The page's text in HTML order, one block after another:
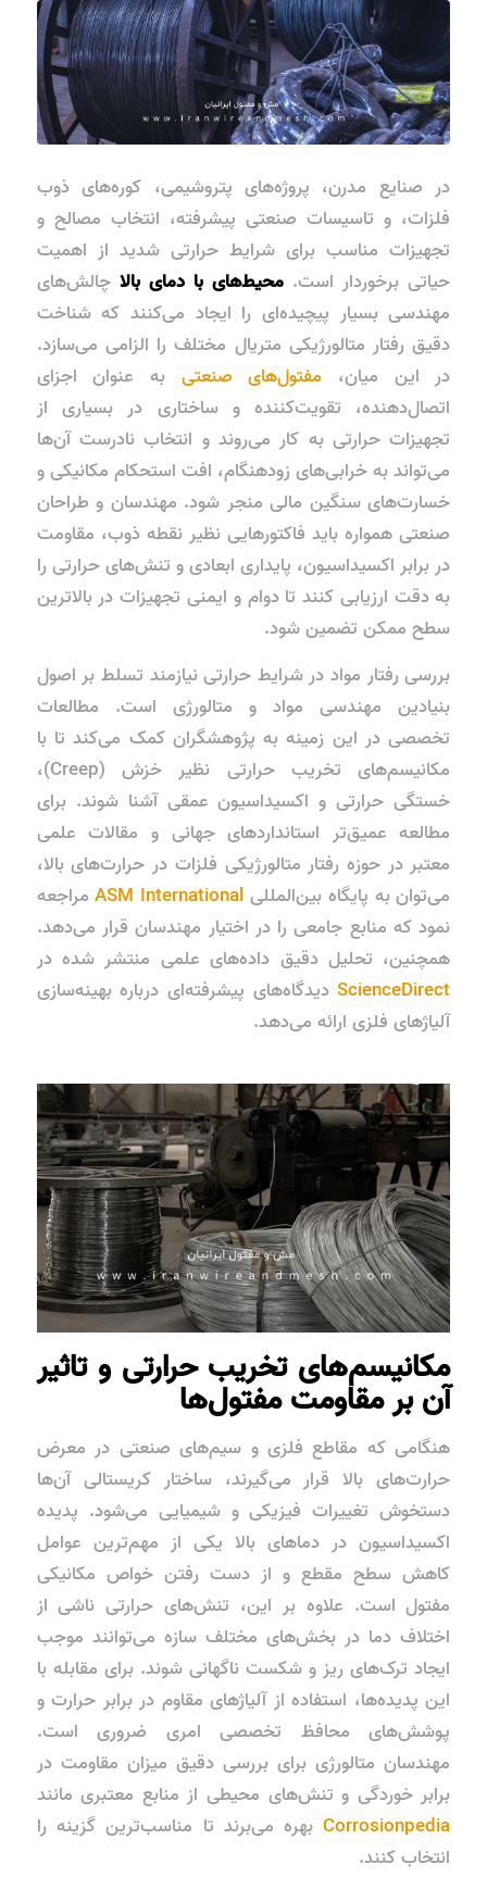
در صنایع مدرن، پروژه‌های پتروشیمی، کوره‌های ذوب
فلزات، و تاسیسات صنعتی پیشرفته، انتخاب مصالح و
تجهیزات مناسب برای شرایط حرارتی شدید از اهمیت
حیاتی برخوردار است. محیط‌های با دمای بالا چالش‌های
مهندسی بسیار پیچیده‌ای را ایجاد می‌کنند که شناخت
دقیق رفتار متالورژیکی متریال مختلف را الزامی می‌سازد.
در این میان، مفتول‌های صنعتی به عنوان اجزای
اتصال‌دهنده، تقویت‌کننده و ساختاری در بسیاری از
تجهیزات حرارتی به کار می‌روند و انتخاب نادرست آن‌ها
می‌تواند به خرابی‌های زودهنگام، افت استحکام مکانیکی و
خسارت‌های سنگین مالی منجر شود. مهندسان و طراحان
صنعتی همواره باید فاکتورهایی نظیر نقطه ذوب، مقاومت
در برابر اکسیداسیون، پایداری ابعادی و تنش‌های حرارتی را
به دقت ارزیابی کنند تا دوام و ایمنی تجهیزات در بالاترین
سطح ممکن تضمین شود.
بررسی رفتار مواد در شرایط حرارتی نیازمند تسلط بر اصول
بنیادین مهندسی مواد و متالورژی است. مطالعات
تخصصی در این زمینه به پژوهشگران کمک می‌کند تا با
مکانیسم‌های تخریب حرارتی نظیر خزش (Creep)،
خستگی حرارتی و اکسیداسیون عمقی آشنا شوند. برای
مطالعه عمیق‌تر استانداردهای جهانی و مقالات علمی
معتبر در حوزه رفتار متالورژیکی فلزات در حرارت‌های بالا،
می‌توان به پایگاه بین‌المللی ASM Internationalمراجعه
نمود که منابع جامعی را در اختیار مهندسان قرار می‌دهد.
همچنین، تحلیل دقیق داده‌های علمی منتشر شده در
ScienceDirectدیدگاه‌های پیشرفته‌ای درباره بهینه‌سازی
آلیاژهای فلزی ارائه می‌دهد.
مکانیسم‌های تخریب حرارتی و تاثیر
آن بر مقاومت مفتول‌ها
هنگامی که مقاطع فلزی و سیم‌های صنعتی در معرض
حرارت‌های بالا قرار می‌گیرند، ساختار کریستالی آن‌ها
دستخوش تغییرات فیزیکی و شیمیایی می‌شود. پدیده
اکسیداسیون در دماهای بالا یکی از مهم‌ترین عوامل
کاهش سطح مقطع و از دست رفتن خواص مکانیکی
مفتول است. علاوه بر این، تنش‌های حرارتی ناشی از
اختلاف دما در بخش‌های مختلف سازه می‌توانند موجب
ایجاد ترک‌های ریز و شکست ناگهانی شوند. برای مقابله با
این پدیده‌ها، استفاده از آلیاژهای مقاوم در برابر حرارت و
پوشش‌های محافظ تخصصی امری ضروری است.
مهندسان متالورژی برای بررسی دقیق میزان مقاومت در
برابر خوردگی و تنش‌های محیطی از منابع معتبری مانند
Corrosionpediaبهره می‌برند تا مناسب‌ترین گزینه را
انتخاب کنند.